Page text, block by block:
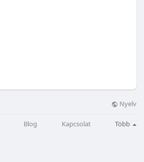
Nyelv
Blog Kapcsolat Több